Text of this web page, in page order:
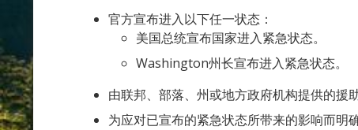
官方宣布进入以下任一状态：
美国总统宣布国家进入紧急状态。
Washington州长宣布进入紧急状态。
由联邦、部落、州或地方政府机构提供的援助
为应对已宣布的紧急状态所带来的影响而明